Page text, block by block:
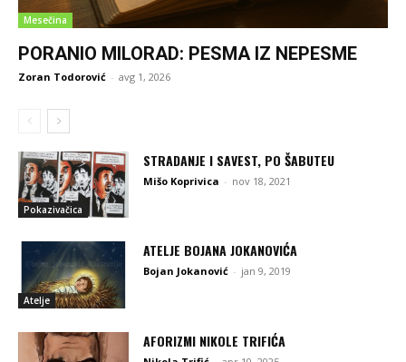
Mesečina
PORANIO MILORAD: PESMA IZ NEPESME
Zoran Todorović - avg 1, 2026
Pokazivačica
STRADANJE I SAVEST, PO ŠABUTEU
Mišo Koprivica - nov 18, 2021
Atelje
ATELJE BOJANA JOKANOVIĆA
Bojan Jokanović - jan 9, 2019
AFORIZMI NIKOLE TRIFIĆA